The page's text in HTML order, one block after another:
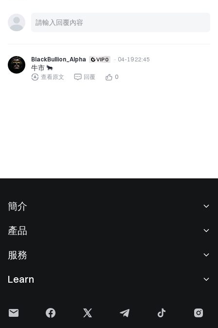
BlackBullion_Alpha · 04-19 22:45
牛市 🐂
查看原文 回覆 0
簡介
新聞中心
產品
現貨交易
理財中心
服務
Learn
Gate 快訊